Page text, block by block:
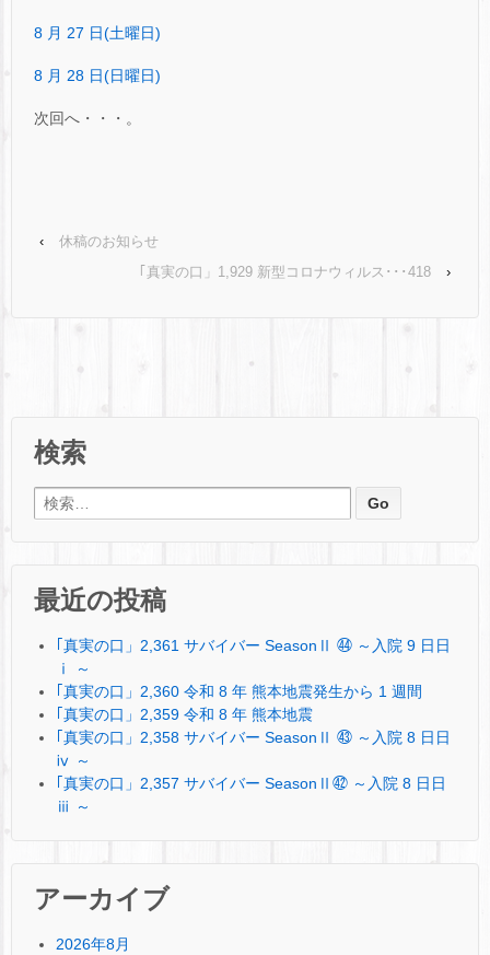
8 月 27 日(土曜日)
8 月 28 日(日曜日)
次回へ・・・。
‹
休稿のお知らせ
｢真実の口」1,929 新型コロナウィルス･･･418
›
検索
検索:
最近の投稿
｢真実の口」2,361 サバイバー SeasonⅡ ㊹ ～入院 9 日日
ⅰ ～
｢真実の口」2,360 令和 8 年 熊本地震発生から 1 週間
｢真実の口」2,359 令和 8 年 熊本地震
｢真実の口」2,358 サバイバー SeasonⅡ ㊸ ～入院 8 日日
ⅳ ～
｢真実の口」2,357 サバイバー SeasonⅡ㊷ ～入院 8 日日
ⅲ ～
アーカイブ
2026年8月